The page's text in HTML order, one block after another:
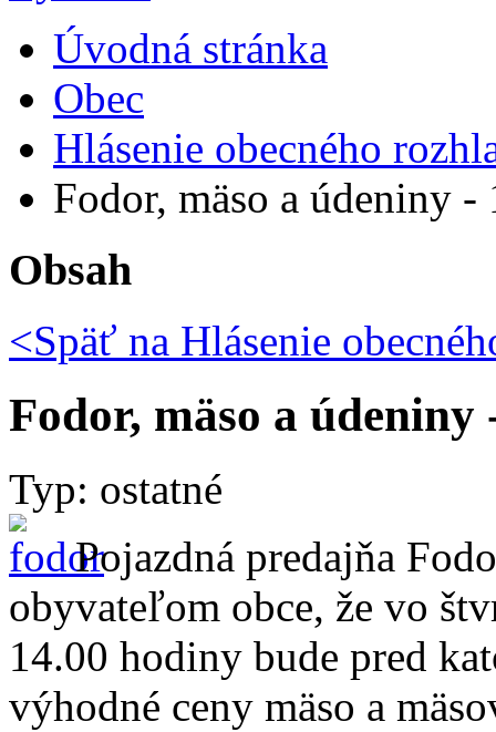
Úvodná stránka
Obec
Hlásenie obecného
Fodor, mäso a údeniny -
Obsah
<Späť na Hlásenie
Fodor, mäso a údeniny
Typ: ostatné
Pojazdná predajňa
obyvateľom obce, že vo
14.00 hodiny bude pred
výhodné ceny mäso a